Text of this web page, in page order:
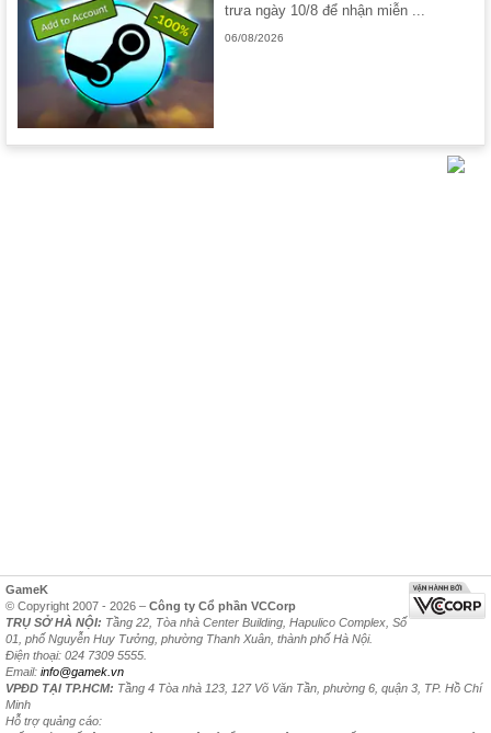
trưa ngày 10/8 để nhận miễn ...
06/08/2026
GameK
© Copyright 2007 - 2026 – Công ty Cổ phần VCCorp
TRỤ SỞ HÀ NỘI: Tầng 22, Tòa nhà Center Building, Hapulico Complex, Số
01, phố Nguyễn Huy Tưởng, phường Thanh Xuân, thành phố Hà Nội.
Điện thoại: 024 7309 5555.
Email: info@gamek.vn
VPĐD TẠI TP.HCM: Tầng 4 Tòa nhà 123, 127 Võ Văn Tần, phường 6, quận 3, TP. Hồ Chí
Minh
Hỗ trợ quảng cáo: